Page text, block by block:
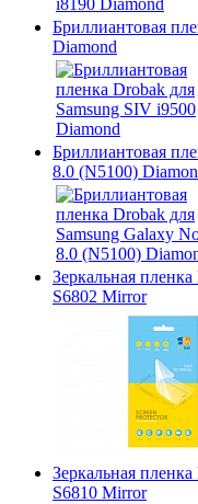
Бриллиантовая
Diamond
Бриллиантовая
8.0 (N5100)
Зеркальная
S6802 Mirror
Зеркальная
S6810 Mirror